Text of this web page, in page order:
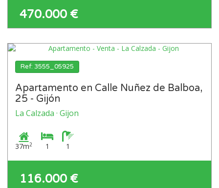
470.000 €
Ref: 3555_05925
Apartamento en Calle Nuñez de Balboa,
25 - Gijón
La Calzada · Gijon
37m2 1 1
116.000 €